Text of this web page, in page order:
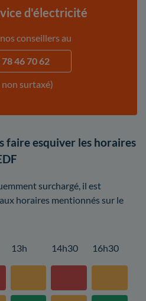
d'électricité
conseillers au
46 70 62
non surtaxé)
faire esquiver les horaires
surchargé, il est
horaires mentionnés sur le
13h 14h30 16h30